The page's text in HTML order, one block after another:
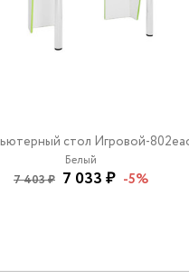
стол Игровой-
Белый
7 403 ₽ 7 033 ₽ -5%